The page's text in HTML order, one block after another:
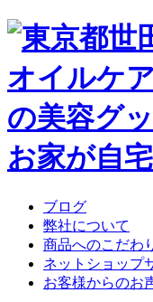
ブログ
弊社について
商品へのこだわ
ネットショップ
お客様からのお